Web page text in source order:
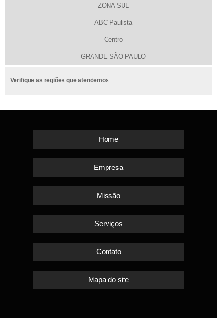
ZONA SUL
ABC Paulista
Centro
GRANDE SÃO PAULO
Verifique as regiões que atendemos
Home
Empresa
Missão
Serviços
Contato
Mapa do site